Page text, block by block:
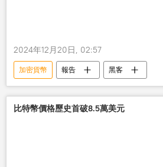
2024年12月20日, 02:57
加密貨幣 報告 黑客
比特幣價格歷史首破8.5萬美元